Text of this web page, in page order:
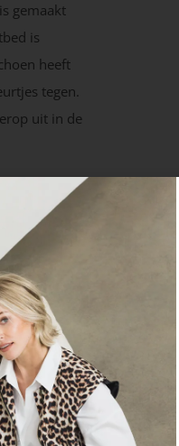
gemaakt
is
heeft
tegen.
uit in de